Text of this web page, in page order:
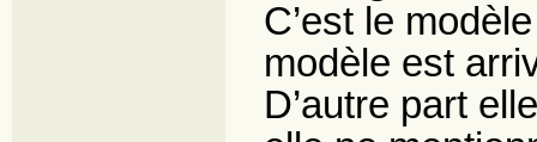
C’est le
modèle est
D’autre part